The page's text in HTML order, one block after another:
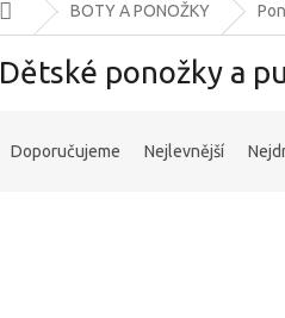
Domů BOTY A PONOŽKY
Dětské ponožky a
Doporučujeme Nejlevnější